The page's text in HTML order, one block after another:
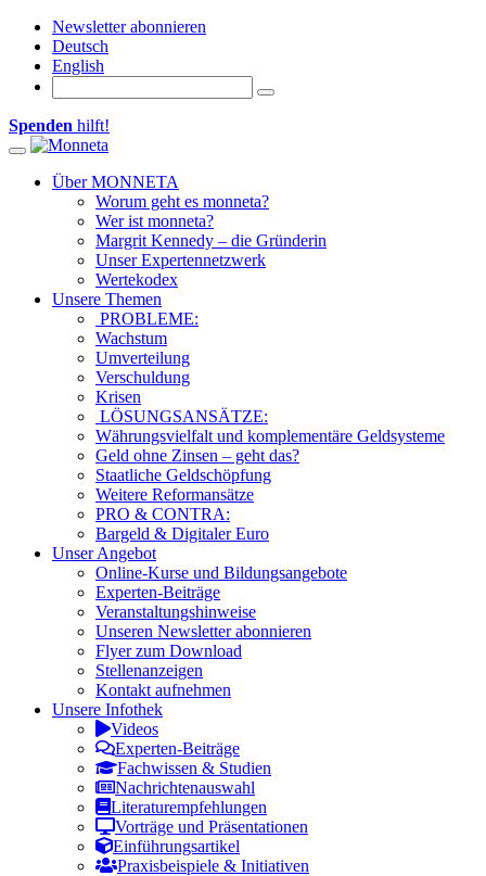
Newsletter abonnieren
Deutsch
English
Spenden hilft!
Toggle
navigationÜber MONNETA
Worum geht es monneta?
Wer ist monneta?
Margrit Kennedy – die Gründerin
Unser Expertennetzwerk
Wertekodex
Unsere Themen
PROBLEME:
Wachstum
Umverteilung
Verschuldung
Krisen
LÖSUNGSANSÄTZE:
Währungsvielfalt und komplementäre Geldsysteme
Geld ohne Zinsen – geht das?
Staatliche Geldschöpfung
Weitere Reformansätze
PRO & CONTRA:
Bargeld & Digitaler Euro
Unser Angebot
Online-Kurse und Bildungsangebote
Experten-Beiträge
Veranstaltungshinweise
Unseren Newsletter abonnieren
Flyer zum Download
Stellenanzeigen
Kontakt aufnehmen
Unsere Infothek
Videos
Experten-Beiträge
Fachwissen & Studien
Nachrichtenauswahl
Literaturempfehlungen
Vorträge und Präsentationen
Einführungsartikel
Praxisbeispiele & Initiativen